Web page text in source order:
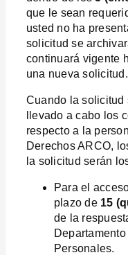
que le sean
usted no ha
solicitud se
continuará vigente
una nueva solicitud.
Cuando la solicitud
llevado a cabo los
respecto a la
Derechos ARCO,
la solicitud serán
Para el
plazo de 15
de la
Personales.